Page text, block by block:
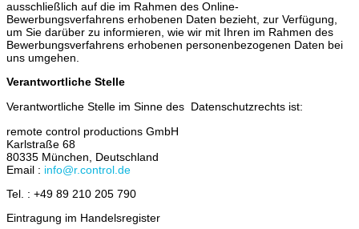
ausschließlich auf die im Rahmen des Online-
Bewerbungsverfahrens erhobenen Daten bezieht, zur Verfügung,
um Sie darüber zu informieren, wie wir mit Ihren im Rahmen des
Bewerbungsverfahrens erhobenen personenbezogenen Daten bei
uns umgehen.
Verantwortliche Stelle
Verantwortliche Stelle im Sinne des Datenschutzrechts ist:
remote control productions GmbH
Karlstraße 68
80335 München, Deutschland
Email : info@r.control.de
Tel. : +49 89 210 205 790
Eintragung im Handelsregister